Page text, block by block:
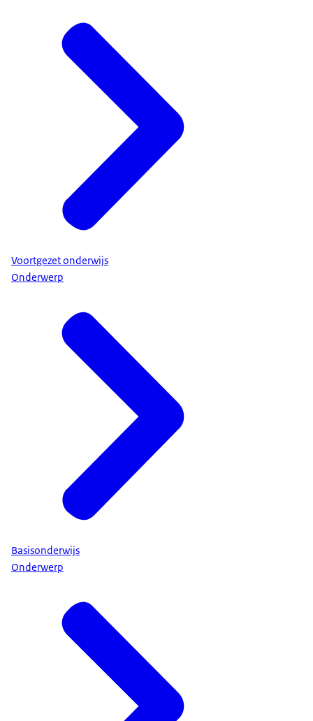
Voortgezet onderwijs
Onderwerp
Basisonderwijs
Onderwerp